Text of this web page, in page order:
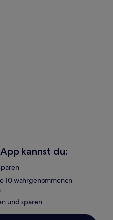
kannst du:
10 wahrgenommenen
und sparen